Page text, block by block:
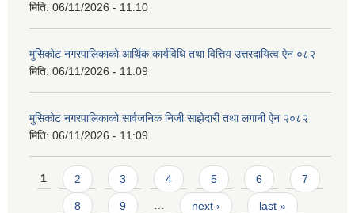
मिति: 06/11/2026 - 11:10
मुसिकोट नगरपालिकाको आर्थिक कार्यविधि तथा वित्तिय उत्तरदायित्व ऐन ०८२
मिति: 06/11/2026 - 11:09
मुसिकोट नगरपालिकाको सार्वजनिक निजी साझेदारी तथा लगानी ऐन २०८२
मिति: 06/11/2026 - 11:09
Pages
1 2 3 4 5 6 7
8 9 … next › last »